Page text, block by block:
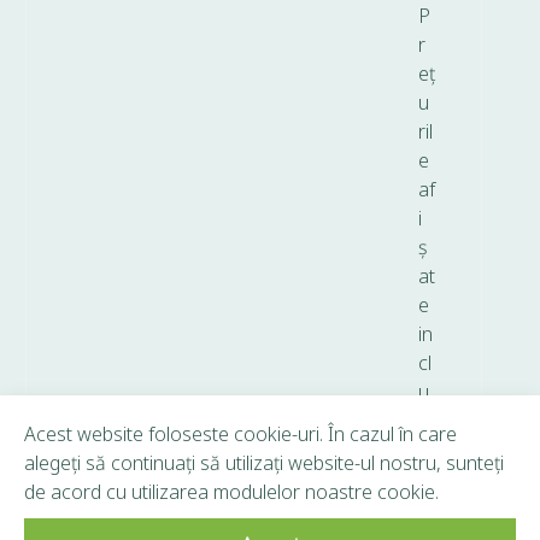
P
r
eț
u
ril
e
af
i
ș
at
e
in
cl
u
T
V
A.
Acest website foloseste cookie-uri. În cazul în care
alegeți să continuați să utilizați website-ul nostru, sunteți
de acord cu utilizarea modulelor noastre cookie.